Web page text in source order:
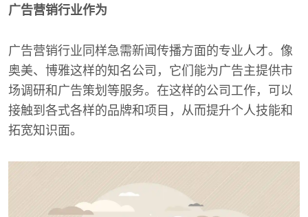
广告营销行业作为
广告营销行业同样急需新闻传播方面的专业人才。像
奥美、博雅这样的知名公司，它们能为广告主提供市
场调研和广告策划等服务。在这样的公司工作，可以
接触到各式各样的品牌和项目，从而提升个人技能和
拓宽知识面。